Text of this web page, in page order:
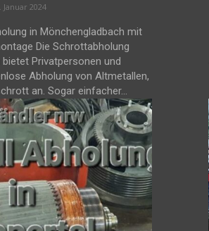
Januar 2024
in Mönchengladbach mit
Privatpersonen und
Abholung von Altmetallen,
an. Sogar einfacher...